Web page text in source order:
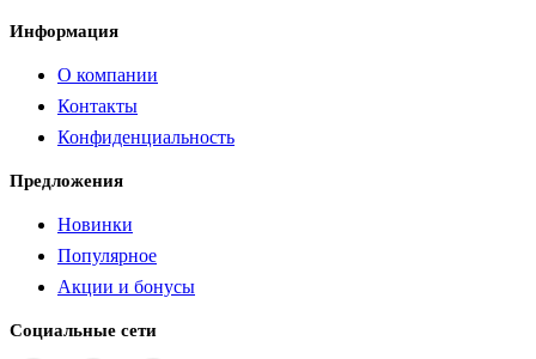
Информация
О компании
Контакты
Конфиденциальность
Предложения
Новинки
Популярное
Акции и бонусы
Социальные сети